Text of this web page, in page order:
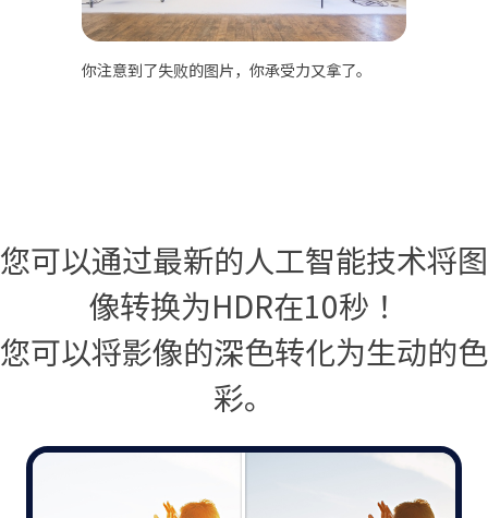
你注意到了失败的图片，你承受力又拿了。
您可以通过最新的人工智能技术将图
像转换为HDR在10秒！
您可以将影像的深色转化为生动的色
彩。